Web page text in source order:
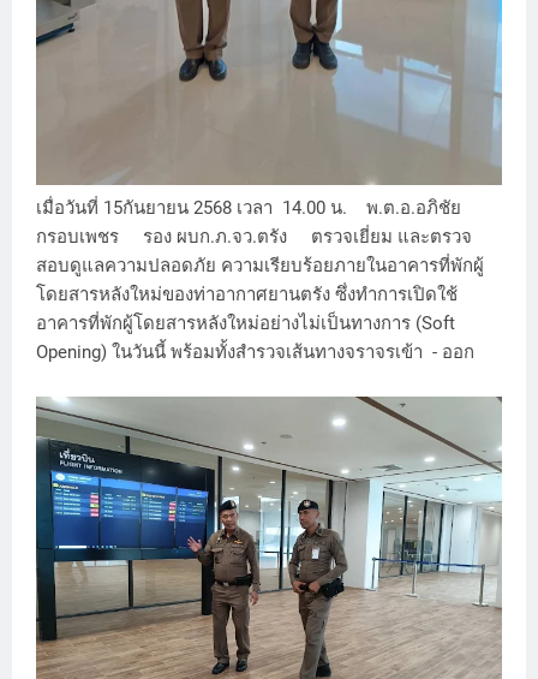
เมื่อวันที่ 15กันยายน 2568 เวลา 14.00 น. พ.ต.อ.อภิชัย
กรอบเพชร รอง ผบก.ภ.จว.ตรัง ตรวจเยี่ยม และตรวจ
สอบดูแลความปลอดภัย ความเรียบร้อยภายในอาคารที่พักผู้
โดยสารหลังใหม่ของท่าอากาศยานตรัง ซึ่งทำการเปิดใช้
อาคารที่พักผู้โดยสารหลังใหม่อย่างไม่เป็นทางการ (Soft
Opening) ในวันนี้ พร้อมทั้งสำรวจเส้นทางจราจรเข้า - ออก